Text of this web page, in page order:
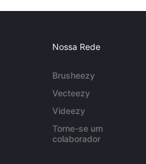
Nossa Rede
Brusheezy
Vecteezy
Videezy
Torne-se um
colaborador